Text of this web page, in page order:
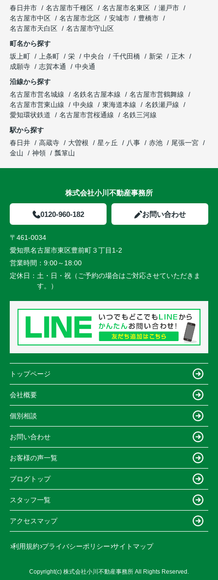
春日井市
名古屋市千種区 名古屋市名東区
瀬戸市
名古屋市中区
名古屋市北区 安城市
豊橋市
名古屋市天白区
名古屋市守山区
町名から探す
坂上町
上条町 栄 中央台 千代田橋 新栄
正木
成願寺
志賀本通
中央通
沿線から探す
名古屋市営名城線
名鉄名古屋本線
名古屋市営鶴舞線
名古屋市営東山線
中央線 東海道本線
名鉄瀬戸線
愛知環状鉄道
名古屋市営桜通線
名鉄三河線
駅から探す
春日井
高蔵寺 大曽根 星ヶ丘 八事 赤池
尾張一宮
金山
神領 瓢箪山
株式会社小川不動産事務所
0120-960-182 お問い合わせ
〒461-0034
愛知県名古屋市東区豊前町３丁目1-2
営業時間： 9:00～18:00
定休日： 土・日・祝（ご予約の場合はご対応させていただきま
す。）
トップページ
会社概要
個別相談
お問い合わせ
お客様の声一覧
ブログトップ
スタッフ一覧
アクセスマップ
利用規約 プライバシーポリシー サイトマップ
Copyright(c) 株式会社小川不動産事務所 All Rights Reserved.